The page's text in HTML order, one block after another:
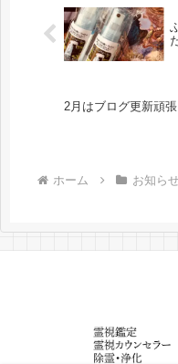
2月はブログ更新頑
ホーム お知ら